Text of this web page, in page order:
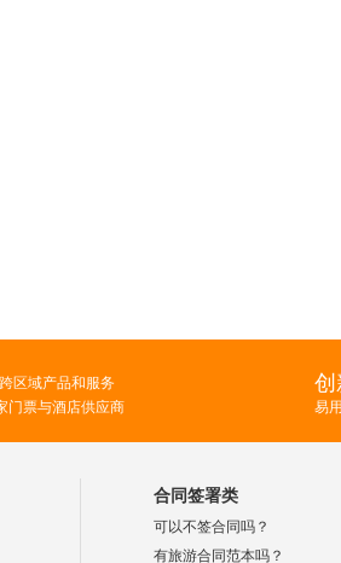
跨区域产品和服务
门票与酒店供应商
创
易
合同签署类
可以不签合同吗？
有旅游合同范本吗？